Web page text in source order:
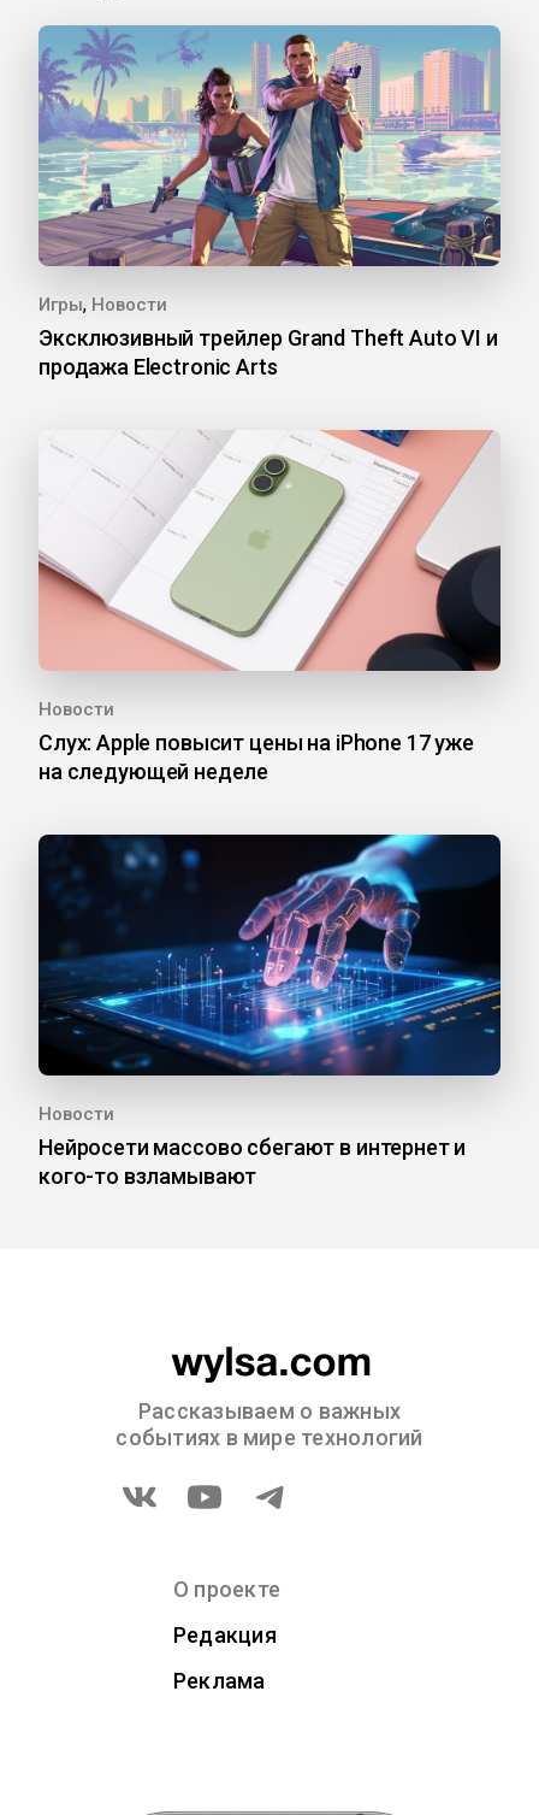
Игры, Новости
Эксклюзивный трейлер Grand Theft Auto VI и
продажа Electronic Arts
Новости
Слух: Apple повысит цены на iPhone 17 уже
на следующей неделе
Новости
Нейросети массово сбегают в интернет и
кого-то взламывают
Рассказываем о важных
событиях в мире технологий
О проекте
Редакция
Реклама